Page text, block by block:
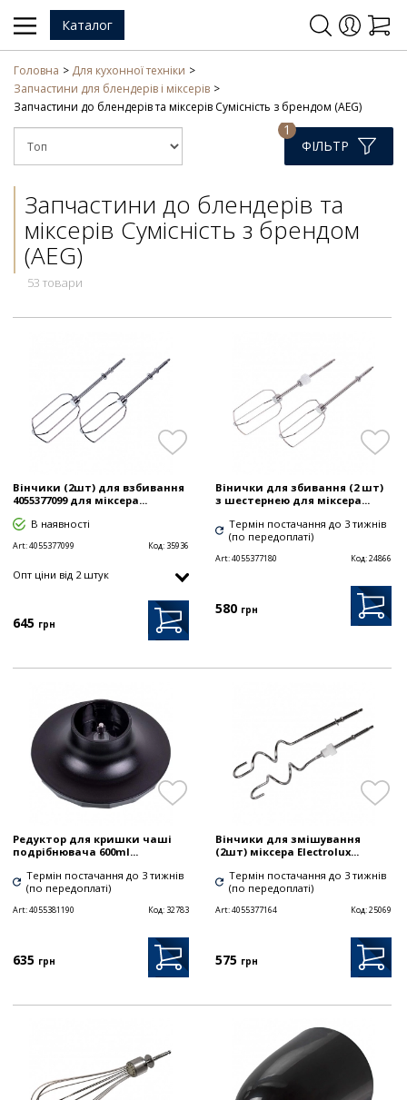
Каталог
Головна
Для кухонної техніки
Запчастини для блендерів і міксерів
Запчастини до блендерів та міксерів Сумісність з брендом (AEG)
ФІЛЬТР
1
Запчастини до блендерів та
міксерів Сумісність з брендом
(AEG)
53 товари
Вінчики (2шт) для взбивання
4055377099 для міксера...
В наявності
Art:4055377099 Код: 35936
Опт цiни від 2 штук
645 грн
Вінички для збивання (2 шт)
з шестернею для міксера...
Термін постачання до 3 тижнів
(по передоплаті)
Art:4055377180 Код:24866
580 грн
Редуктор для кришки чаші
подрібнювача 600ml...
Термін постачання до 3 тижнів
(по передоплаті)
Art:4055381190 Код: 32783
635 грн
Вінчики для змішування
(2шт) міксера Electrolux...
Термін постачання до 3 тижнів
(по передоплаті)
Art:4055377164 Код:25069
575 грн